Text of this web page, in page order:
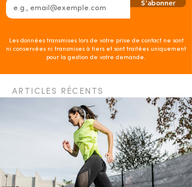
coûts, pour une entreprise, de négliger
S'abonner
Les données transmises lors de votre prise de contact ne sont
ni conservées ni transmises à tiers et sont traitées uniquement
pour la gestion de votre demande.
ARTICLES RÉCENTS